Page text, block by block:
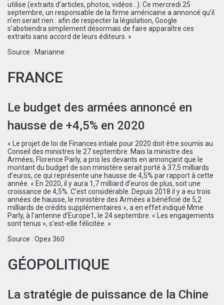
utilise (extraits d’articles, photos, vidéos…). Ce mercredi 25
septembre, un responsable de la firme américaine a annoncé qu’il
n’en serait rien : afin de respecter la législation, Google
s’abstiendra simplement désormais de faire apparaître ces
extraits sans accord de leurs éditeurs. »
Source : Marianne
FRANCE
Le budget des armées annoncé en
hausse de +4,5% en 2020
« Le projet de loi de Finances intiale pour 2020 doit être soumis au
Conseil des ministres le 27 septembre. Mais la ministre des
Armées, Florence Parly, a pris les devants en annonçant que le
montant du budget de son ministère serait porté à 37,5 milliards
d’euros, ce qui représente une hausse de 4,5% par rapport à cette
année. « En 2020, il y aura 1,7 milliard d’euros de plus, soit une
croissance de 4,5%. C’est considérable. Depuis 2018 il y a eu trois
années de hausse, le ministère des Armées a bénéficié de 5,2
milliards de crédits supplémentaires », a en effet indiqué Mme
Parly, à l’antenne d’Europe1, le 24 septembre. « Les engagements
sont tenus », s’est-elle félicitée. »
Source : Opex 360
GÉOPOLITIQUE
La stratégie de puissance de la Chine